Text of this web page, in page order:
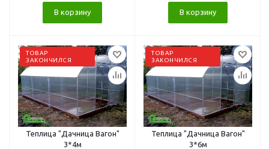
В корзину В корзину
ТОВАР
ЗАКОНЧИЛСЯ
Теплица "Дачница Вагон"
3*4м
ТОВАР
ЗАКОНЧИЛСЯ
Теплица "Дачница Вагон"
3*6м